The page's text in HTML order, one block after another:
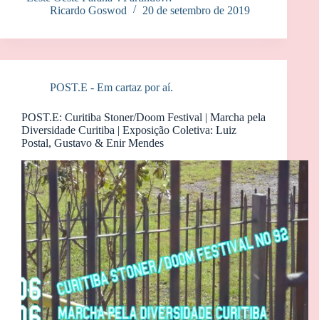
Ricardo Goswod
20 de setembro de 2019
POST.E - Em cartaz por aí.
POST.E: Curitiba Stoner/Doom Festival | Marcha pela
Diversidade Curitiba | Exposição Coletiva: Luiz
Postal, Gustavo & Enir Mendes